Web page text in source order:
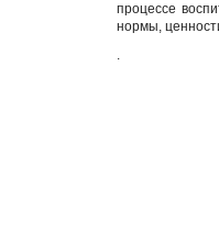
процессе
нормы,
.